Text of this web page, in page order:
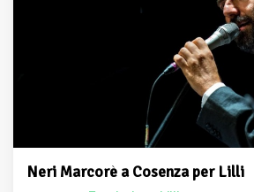
Neri Marcorè a Cosenza per Lilli